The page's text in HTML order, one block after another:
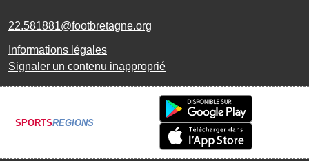
22.581881@footbretagne.org
Informations légales
Signaler un contenu inapproprié
SPORTSREGIONS